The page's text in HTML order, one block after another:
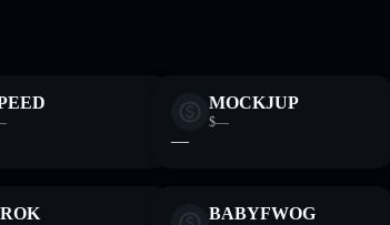
MOCKJUP
$—
—
BABYFWOG